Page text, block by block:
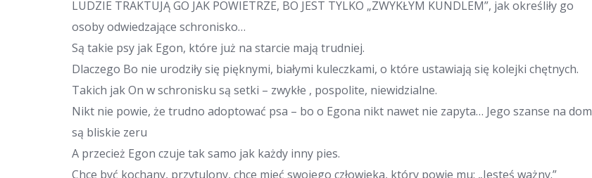
LUDZIE TRAKTUJĄ GO JAK POWIETRZE, BO JEST TYLKO „ZWYKŁYM KUNDLEM”, jak określiły go
osoby odwiedzające schronisko…
Są takie psy jak Egon, które już na starcie mają trudniej.
Dlaczego️ Bo nie urodziły się pięknymi, białymi kuleczkami, o które ustawiają się kolejki chętnych.
Takich jak On w schronisku są setki – zwykłe , pospolite, niewidzialne.
Nikt nie powie, że trudno adoptować psa – bo o Egona nikt nawet nie zapyta… Jego szanse na dom
są bliskie zeru
A przecież Egon czuje tak samo jak każdy inny pies.
Chce być kochany, przytulony, chce mieć swojego człowieka, który powie mu: „Jesteś ważny.”